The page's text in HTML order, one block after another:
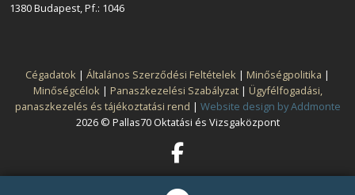
1380 Budapest, Pf.: 1046
Cégadatok | Általános Szerződési Feltételek | Minőségpolitika |
Minőségcélok| Panaszkezelési Szabályzat| Ügyfélfogadási,
panaszkezelés és tájékoztatási rend | Website design by Addmonte
2026 © Pallas70 Oktatási és Vizsgaközpont